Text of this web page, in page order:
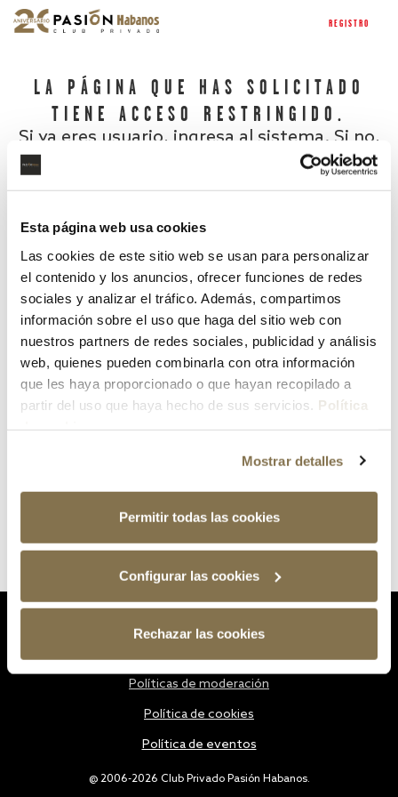
Esta página web usa cookies
Las cookies de este sitio web se usan para personalizar
el contenido y los anuncios, ofrecer funciones de redes
sociales y analizar el tráfico. Además, compartimos
información sobre el uso que haga del sitio web con
nuestros partners de redes sociales, publicidad y análisis
web, quienes pueden combinarla con otra información
que les haya proporcionado o que hayan recopilado a
partir del uso que haya hecho de sus servicios. Política
Mostrar detalles
Permitir todas las cookies
Configurar las cookies
Rechazar las cookies
REGISTRO
LA PÁGINA QUE HAS SOLICITADO
TIENE ACCESO RESTRINGIDO.
Si ya eres usuario, ingresa al sistema. Si no,
¿Has olvidado tu contraseña?
@ 2006-2026 Club Privado Pasión Habanos.
Políticas de moderación
Política de cookies
Política de eventos